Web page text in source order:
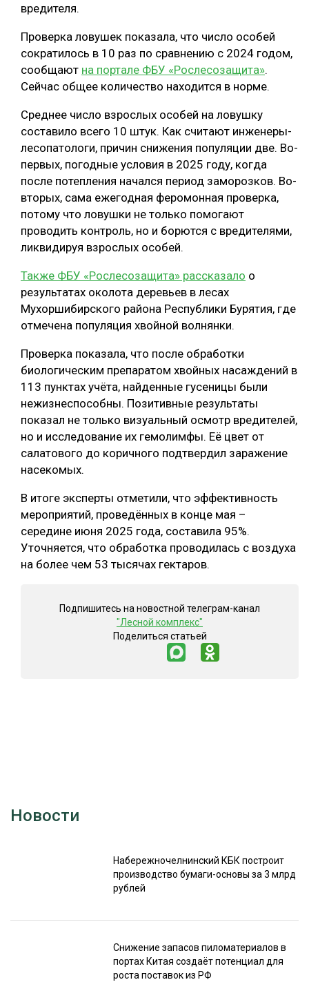
БЕЗОПАСНОЕ ПРОИЗВОДСТВО
СОРТИРОВКА ДРЕВЕСИНЫ
СУШКА ДРЕВЕСИНЫ
МЕБЕЛЬНОЕ ПРОИЗВОДСТВО
вредителя.
Проверка ловушек показала, что число особей
сократилось в 10 раз по сравнению с 2024 годом,
сообщают на портале ФБУ «Рослесозащита».
Сейчас общее количество находится в норме.
Среднее число взрослых особей на ловушку
составило всего 10 штук. Как считают инженеры-
лесопатологи, причин снижения популяции две. Во-
первых, погодные условия в 2025 году, когда
после потепления начался период заморозков. Во-
вторых, сама ежегодная феромонная проверка,
потому что ловушки не только помогают
проводить контроль, но и борются с вредителями,
ликвидируя взрослых особей.
Также ФБУ «Рослесозащита» рассказало о
результатах околота деревьев в лесах
Мухоршибирского района Республики Бурятия, где
отмечена популяция хвойной волнянки.
Проверка показала, что после обработки
биологическим препаратом хвойных насаждений в
113 пунктах учёта, найденные гусеницы были
нежизнеспособны. Позитивные результаты
показал не только визуальный осмотр вредителей,
но и исследование их гемолимфы. Её цвет от
салатового до коричного подтвердил заражение
насекомых.
В итоге эксперты отметили, что эффективность
мероприятий, проведённых в конце мая –
середине июня 2025 года, составила 95%.
Уточняется, что обработка проводилась с воздуха
на более чем 53 тысячах гектаров.
Подпишитесь на новостной телеграм-канал
"Лесной комплекс"
Поделиться статьей
Новости
Набережночелнинский КБК построит
производство бумаги-основы за 3 млрд
рублей
Снижение запасов пиломатериалов в
портах Китая создаёт потенциал для
роста поставок из РФ